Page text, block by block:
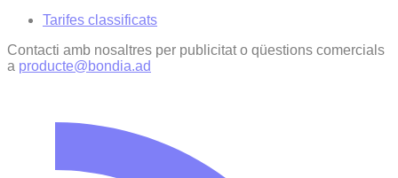
Tarifes classificats
Contacti amb nosaltres per publicitat o qüestions comercials
a producte@bondia.ad